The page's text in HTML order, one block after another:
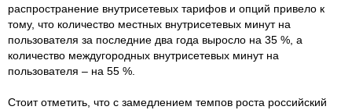
распространение внутрисетевых тарифов и опций привело к
тому, что количество местных внутрисетевых минут на
пользователя за последние два года выросло на 35 %, а
количество междугородных внутрисетевых минут на
пользователя – на 55 %.
Стоит отметить, что с замедлением темпов роста российский